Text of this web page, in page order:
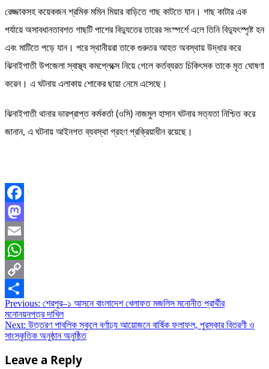
রেজ্জাকসহ কয়েকজন শ্রমিক মমিন মিয়ার বাড়িতে গাছ কাটতে যান। গাছ কাটার এক
পর্যায়ে অসাবধানতাবশত গাছটি পাশের বিদ্যুতের তারের সংস্পর্শে এলে তিনি বিদ্যুৎস্পৃষ্ট হন
এবং মাটিতে পড়ে যান। পরে স্থানীয়রা তাকে গুরুতর আহত অবস্থায় উদ্ধার করে
ঝিনাইগাতী উপজেলা স্বাস্থ্য কমপ্লেক্সে নিয়ে গেলে কর্তব্যরত চিকিৎসক তাকে মৃত ঘোষণা
করেন। এ ঘটনায় এলাকায় শোকের ছায়া নেমে এসেছে।
ঝিনাইগাতী থানার ভারপ্রাপ্ত কর্মকর্তা (ওসি) নাজমুল হাসান ঘটনার সত্যতা নিশ্চিত করে
জানান, এ ঘটনায় আইনগত ব্যবস্থা গ্রহণ প্রক্রিয়াধীন রয়েছে।
Facebook
Mastodon
Email
WhatsApp
Copy
Link
Share
Post
navigation
Previous: শেরপুর–১ আসনে বাংলাদেশ খেলাফত মজলিস মনোনীত প্রার্থীর
মনোনয়নপত্র দাখিল
Next: উত্তরণ পাবলিক স্কুলে বর্ণাঢ্য আয়োজনে বার্ষিক ফলাফল, পুরস্কার বিতরণী ও
সাংস্কৃতিক অনুষ্ঠান অনুষ্ঠিত
Leave a Reply